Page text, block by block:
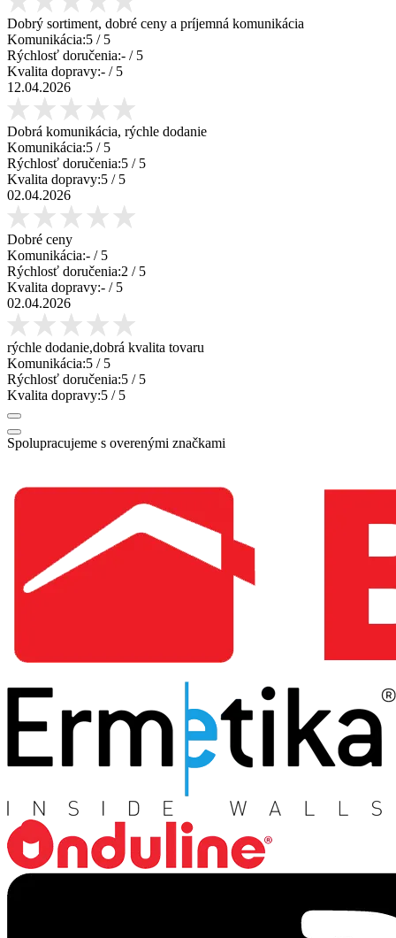
Dobrý sortiment, dobré ceny a príjemná komunikácia
Komunikácia:5 / 5
Rýchlosť doručenia:- / 5
Kvalita dopravy:- / 5
12.04.2026
Dobrá komunikácia, rýchle dodanie
Komunikácia:5 / 5
Rýchlosť doručenia:5 / 5
Kvalita dopravy:5 / 5
02.04.2026
Dobré ceny
Komunikácia:- / 5
Rýchlosť doručenia:2 / 5
Kvalita dopravy:- / 5
02.04.2026
rýchle dodanie,dobrá kvalita tovaru
Komunikácia:5 / 5
Rýchlosť doručenia:5 / 5
Kvalita dopravy:5 / 5
Spolupracujeme s overenými značkami